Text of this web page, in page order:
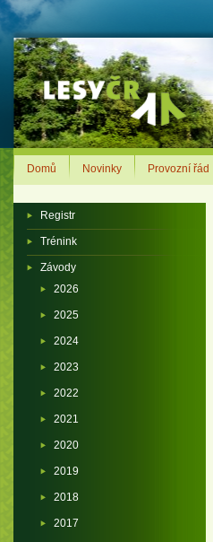
Registr
Trénink
Závody
2026
2025
2024
2023
2022
2021
2020
2019
2018
2017
Domů Novinky Provozní řád